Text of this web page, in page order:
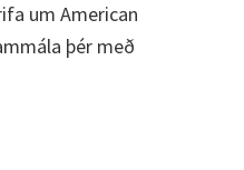
um American
þér með